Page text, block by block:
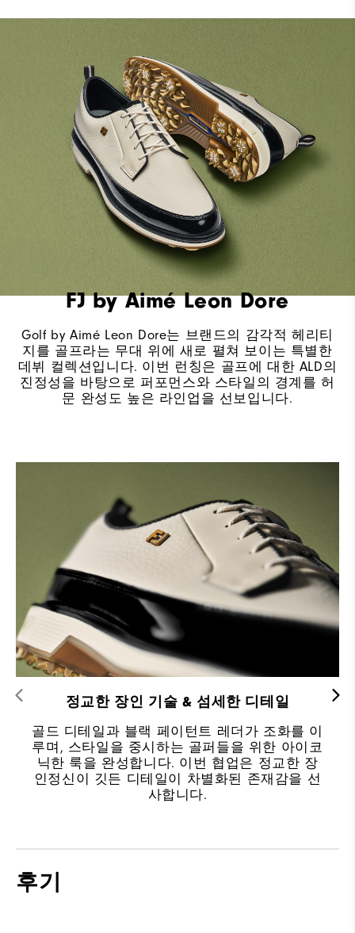
FJ by Aimé Leon Dore
Golf by Aimé Leon Dore는 브랜드의 감각적 헤리티
지를 골프라는 무대 위에 새로 펼쳐 보이는 특별한
데뷔 컬렉션입니다. 이번 런칭은 골프에 대한 ALD의
진정성을 바탕으로 퍼포먼스와 스타일의 경계를 허
문 완성도 높은 라인업을 선보입니다.
정교한 장인 기술 & 섬세한 디테일
골드 디테일과 블랙 페이턴트 레더가 조화를 이
루며, 스타일을 중시하는 골퍼들을 위한 아이코
닉한 룩을 완성합니다. 이번 협업은 정교한 장
인정신이 깃든 디테일이 차별화된 존재감을 선
사합니다.
후기